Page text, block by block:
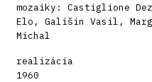
mozaiky: Castiglione
Elo, Gališin Vasil,
Michal
realizácia
1960